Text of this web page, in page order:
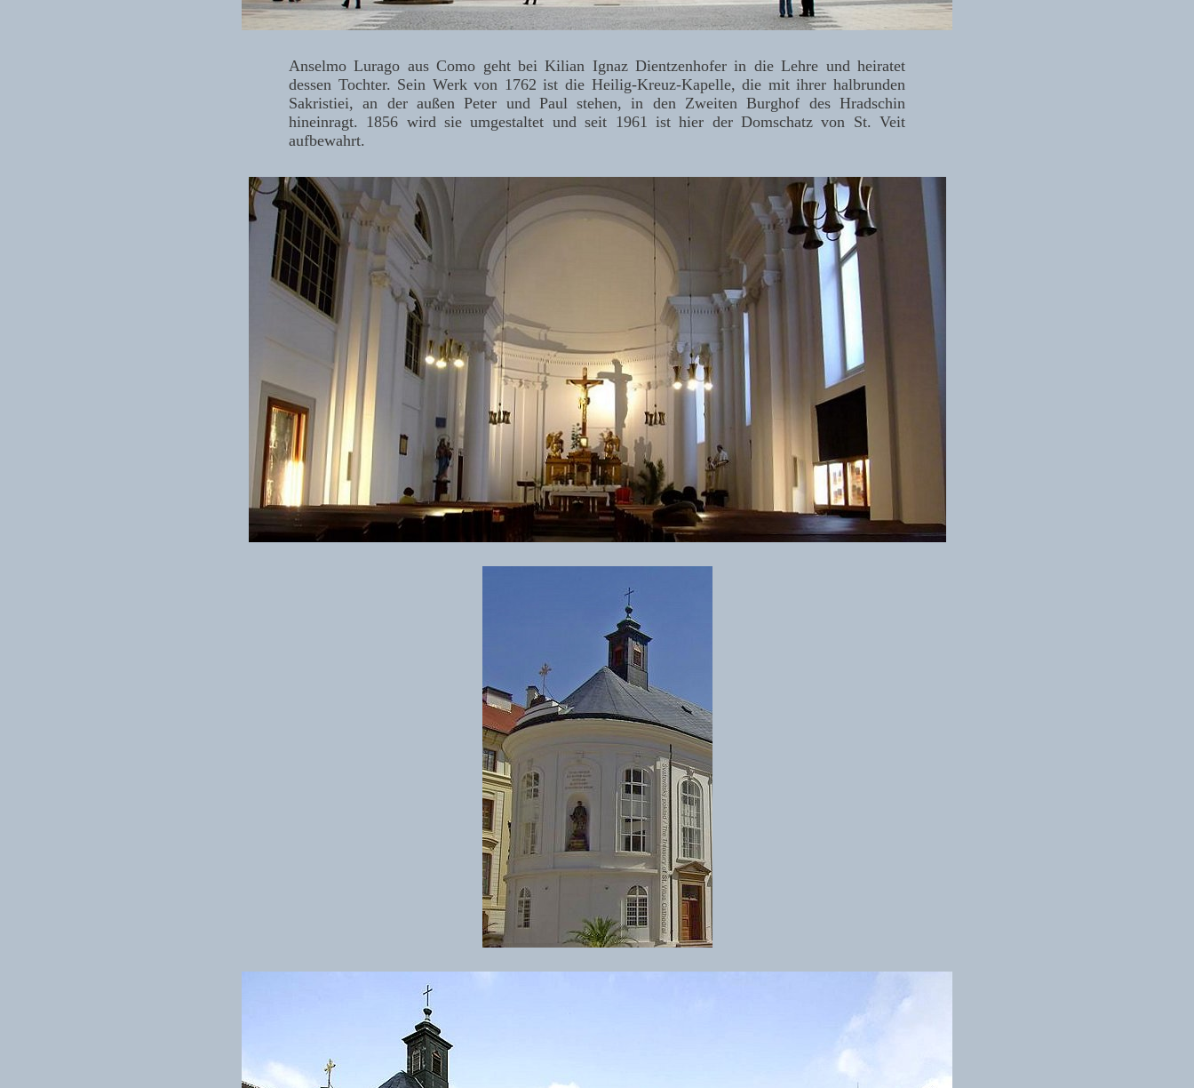
Anselmo Lurago aus Como geht bei Kilian Ignaz Dientzenhofer in die Lehre und heiratet
dessen Tochter. Sein Werk von 1762 ist die Heilig-Kreuz-Kapelle, die mit ihrer halbrunden
Sakristiei, an der außen Peter und Paul stehen, in den Zweiten Burghof des Hradschin
hineinragt. 1856 wird sie umgestaltet und seit 1961 ist hier der Domschatz von St. Veit
aufbewahrt.